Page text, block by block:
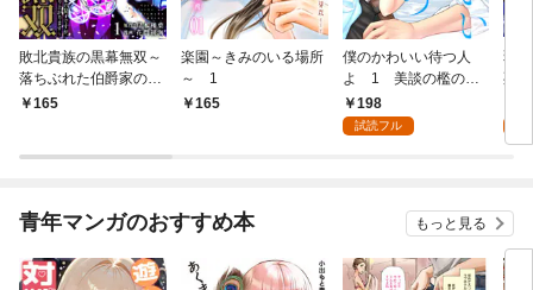
敗北貴族の黒幕無双～
落ちぶれた伯爵家の息
子ですが、裏社会から
165
楽園～きみのいる場所
～ 1
165
僕のかわいい待つ人
よ 1 美談の檻のな
か198
試読フル
弱
死
青年マンガのおすすめ本 もっと見る